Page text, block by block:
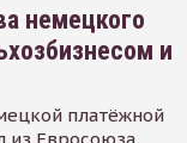
немецкого
и
платёжной